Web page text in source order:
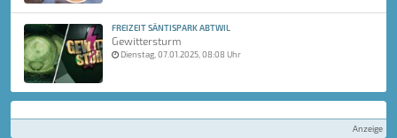
FREIZEIT SÄNTISPARK ABTWIL
Gewittersturm
Dienstag, 07.01.2025, 08:08 Uhr
Anzeige